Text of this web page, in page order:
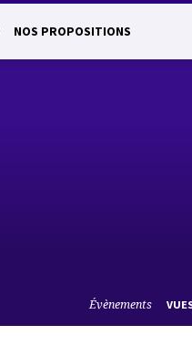
NOS PROPOSITIONS
Évènements